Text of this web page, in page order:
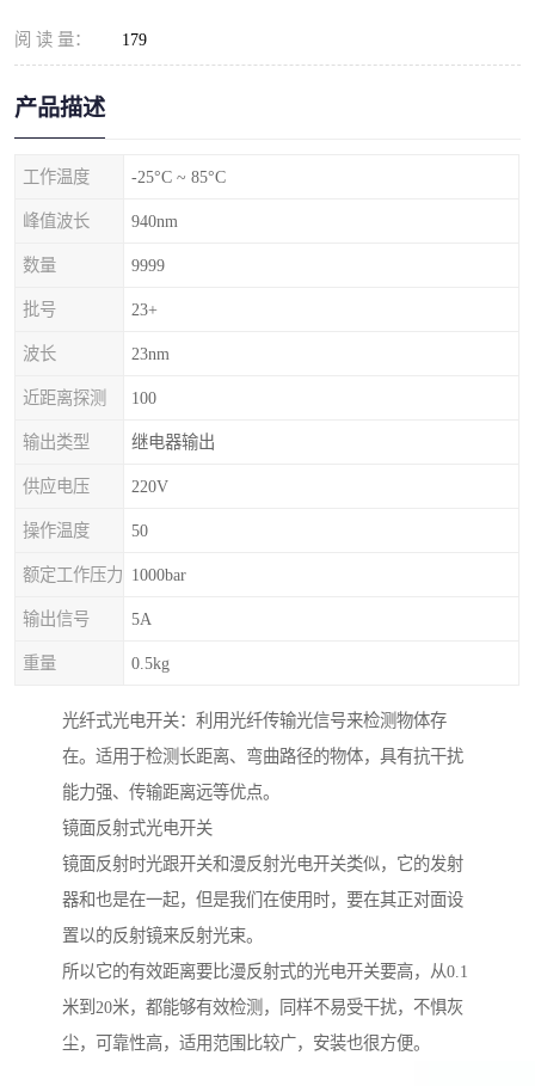
阅 读 量： 179
产品描述
工作温度 -25°C ~ 85°C
峰值波长 940nm
数量 9999
批号 23+
波长 23nm
近距离探测 100
输出类型 继电器输出
供应电压 220V
操作温度 50
额定工作压力 1000bar
输出信号 5A
重量 0.5kg
光纤式光电开关：利用光纤传输光信号来检测物体存
在。适用于检测长距离、弯曲路径的物体，具有抗干扰
能力强、传输距离远等优点。
镜面反射式光电开关
镜面反射时光跟开关和漫反射光电开关类似，它的发射
器和也是在一起，但是我们在使用时，要在其正对面设
置以的反射镜来反射光束。
所以它的有效距离要比漫反射式的光电开关要高，从0.1
米到20米，都能够有效检测，同样不易受干扰，不惧灰
尘，可靠性高，适用范围比较广，安装也很方便。